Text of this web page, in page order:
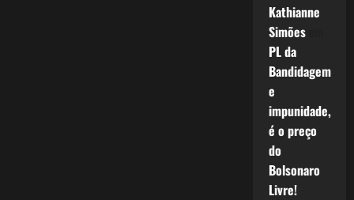
Kathianne
Simõesem
PL da
Bandidagem
e
impunidade,
é o preço
do
Bolsonaro
Livre!